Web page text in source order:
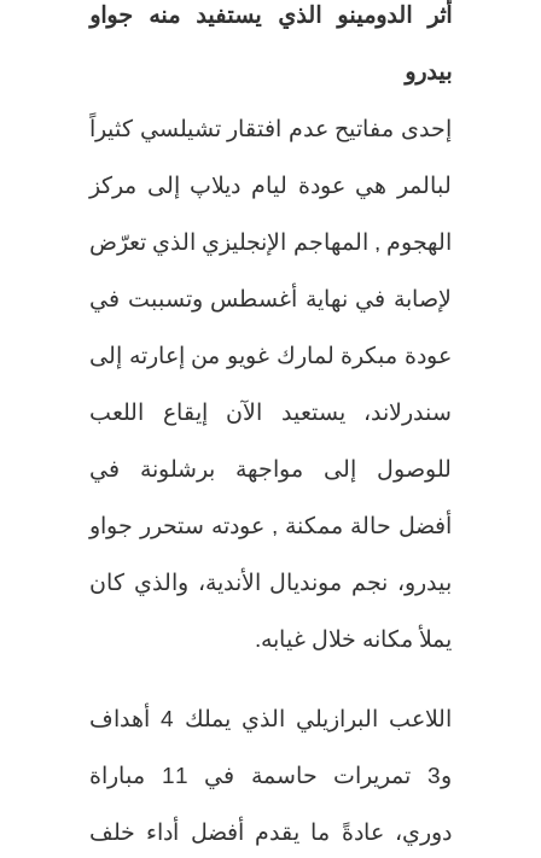
أثر الدومينو الذي يستفيد منه جواو
بيدرو
إحدى مفاتيح عدم افتقار تشيلسي كثيراً
لبالمر هي عودة ليام ديلاپ إلى مركز
الهجوم , المهاجم الإنجليزي الذي تعرّض
لإصابة في نهاية أغسطس وتسببت في
عودة مبكرة لمارك غويو من إعارته إلى
سندرلاند، يستعيد الآن إيقاع اللعب
للوصول إلى مواجهة برشلونة في
أفضل حالة ممكنة , عودته ستحرر جواو
بيدرو، نجم مونديال الأندية، والذي كان
يملأ مكانه خلال غيابه.
اللاعب البرازيلي الذي يملك 4 أهداف
و3 تمريرات حاسمة في 11 مباراة
دوري، عادةً ما يقدم أفضل أداء خلف